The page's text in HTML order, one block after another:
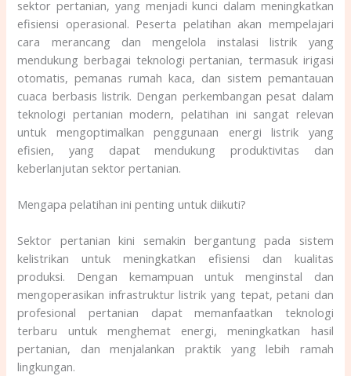
sektor pertanian, yang menjadi kunci dalam meningkatkan
efisiensi operasional. Peserta pelatihan akan mempelajari
cara merancang dan mengelola instalasi listrik yang
mendukung berbagai teknologi pertanian, termasuk irigasi
otomatis, pemanas rumah kaca, dan sistem pemantauan
cuaca berbasis listrik. Dengan perkembangan pesat dalam
teknologi pertanian modern, pelatihan ini sangat relevan
untuk mengoptimalkan penggunaan energi listrik yang
efisien, yang dapat mendukung produktivitas dan
keberlanjutan sektor pertanian.
Mengapa pelatihan ini penting untuk diikuti?
Sektor pertanian kini semakin bergantung pada sistem
kelistrikan untuk meningkatkan efisiensi dan kualitas
produksi. Dengan kemampuan untuk menginstal dan
mengoperasikan infrastruktur listrik yang tepat, petani dan
profesional pertanian dapat memanfaatkan teknologi
terbaru untuk menghemat energi, meningkatkan hasil
pertanian, dan menjalankan praktik yang lebih ramah
lingkungan.